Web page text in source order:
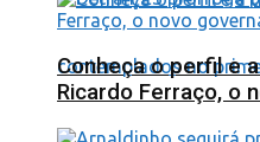
Conheça o perfil e
Ricardo Ferraço, o